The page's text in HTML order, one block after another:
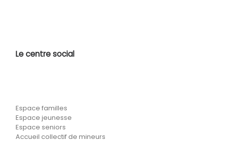
Le centre social
Espace familles
Espace jeunesse
Espace seniors
Accueil collectif de mineurs